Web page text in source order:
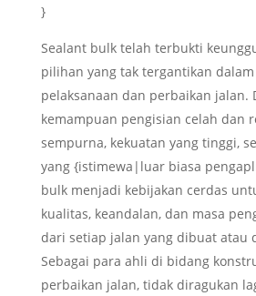
}
Sealant bulk telah terbukti
pilihan yang tak tergantikan
pelaksanaan dan perbaikan jalan.
kemampuan pengisian celah dan
sempurna, kekuatan yang tinggi,
yang {istimewa|luar biasa
bulk menjadi kebijakan cerdas
kualitas, keandalan, dan masa
dari setiap jalan yang dibuat atau
Sebagai para ahli di bidang
perbaikan jalan, tidak diragukan